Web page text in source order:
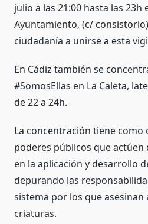
julio a las 21:00 hasta las 23h
Ayuntamiento, (c/
ciudadanía a unirse a esta
En Cádiz también se
#SomosEllas en La Caleta,
de 22 a 24h.
La concentración tiene como
poderes públicos que
en la aplicación y desarrollo
depurando las
sistema por los que asesinan
criaturas.